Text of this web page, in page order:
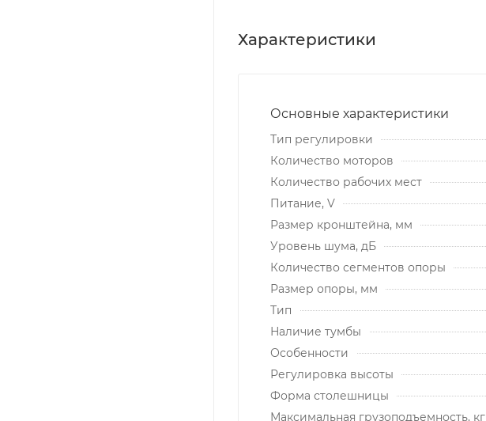
Характеристики
Основные характеристики
Тип регулировки
Количество моторов
Количество рабочих мест
Питание, V
Размер кронштейна, мм
Уровень шума, дБ
Количество сегментов опоры
Размер опоры, мм
Тип
Наличие тумбы
Особенности
Регулировка высоты
Форма столешницы
Максимальная грузоподъемность, кг